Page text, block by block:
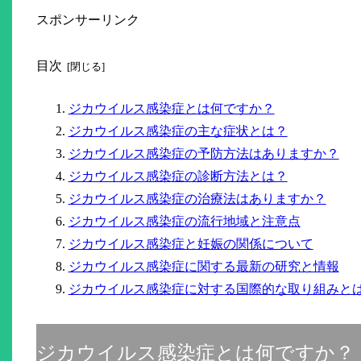
スポンサーリンク
目次
ジカウイルス感染症とは何ですか？
ジカウイルス感染症の主な症状とは？
ジカウイルス感染症の予防方法はありますか？
ジカウイルス感染症の診断方法とは？
ジカウイルス感染症の治療法はありますか？
ジカウイルス感染症の流行地域と注意点
ジカウイルス感染症と妊娠の関係について
ジカウイルス感染症に関する最新の研究と情報
ジカウイルス感染症に対する国際的な取り組みと
ジカウイルス感染症とは何ですか？